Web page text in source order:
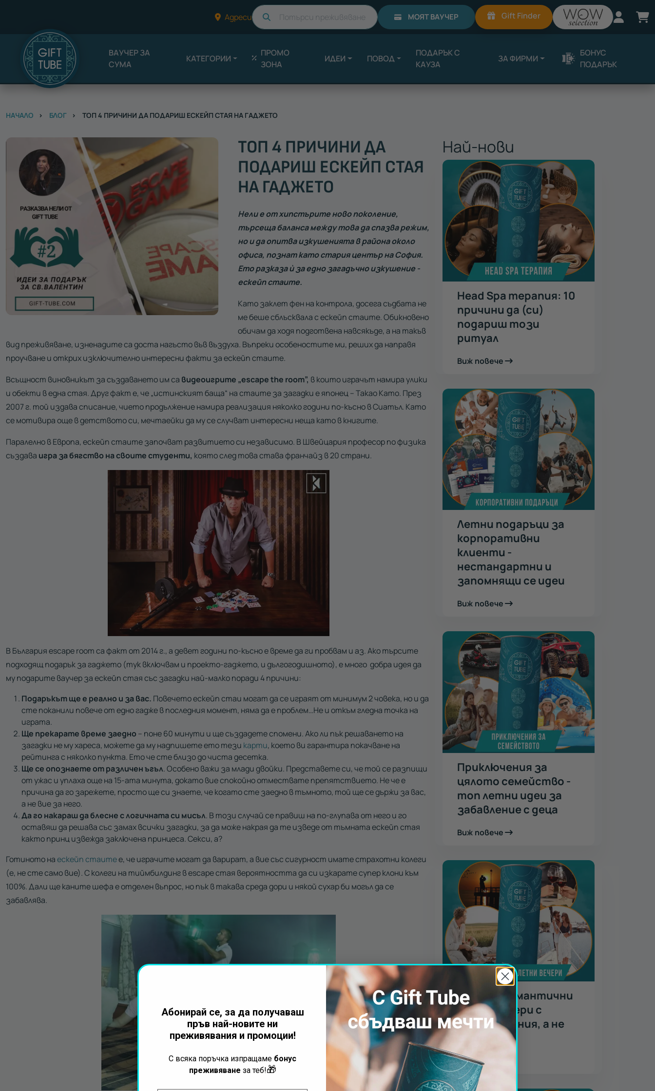
Адреси Търси МОЯТ ВАУЧЕР Gift Finder Вход
ВАУЧЕР ЗА
СУМА
КАТЕГОРИИ
ПРОМО
ЗОНА
ИДЕИ ПОВОД
ПОДАРЪК С
КАУЗА
ЗА ФИРМИ
БОНУС
ПОДАРЪК
НАЧАЛО БЛОГ ТОП 4 ПРИЧИНИ ДА ПОДАРИШ ЕСКЕЙП СТАЯ НА ГАДЖЕТО
ТОП 4 ПРИЧИНИ ДА
ПОДАРИШ ЕСКЕЙП СТАЯ
НА ГАДЖЕТО
Нели е от хипстърите ново поколение,
търсеща баланса между това да спазва режим,
но и да опитва изкушенията в района около
офиса, познат като стария център на София.
Ето разказа ѝ за едно загадъчно изкушение -
ескейп стаите.
Като заклет фен на контрола, досега съдбата не
ме беше сблъсквала с ескейп стаите. Обикновено
обичам да ходя подготвена навсякъде, а на такъв
вид преживяване, изненадите са доста нагъсто във въздуха. Въпреки особеностите ми, реших да направя
проучване и открих изключително интересни факти за ескейп стаите.
Всъщност виновникът за създаването им са видеоигрите „escape the room”, в които играчът намира улики
и обекти в една стая. Друг факт е, че „истинският баща“ на стаите за загадки е японец – Такао Като. През
2007 г. той издава списание, чието продължение намира реализация няколко години по-късно в Сиатъл. Като
се мотивира още в детството си, мечтаейки да му се случват интересни неща като в книгите.
Паралелно в Европа, ескейп стаите започват развитието си независимо. В Швейцария професор по физика
създава игра за бягство на своите студенти, която след това става франчайз в 20 страни.
В България escape room са факт от 2014 г., а девет години по-късно е време да ги пробвам и аз. Ако търсите
подходящ подарък за гаджето (тук включвам и проекто-гаджето, и дългогодишното), е много добра идея да
му подарите ваучер за ескейп стая със загадки най-малко поради 4 причини:
Подаръкът ще е реално и за вас. Повечето ескейп стаи могат да се играят от минимум 2 човека, но и да
сте поканили повече от едно гадже в последния момент, няма да е проблем…Не и откъм гледна точка на
играта.
Ще прекарате време заедно – поне 60 минути и ще създадете спомени. Ако ли пък решаването на
загадки не му хареса, можете да му надпишете ето тези карти, което ви гарантира покачване на
рейтинга с няколко пункта. Ето че сте близо до чиста десетка.
Ще се опознаете от различен ъгъл. Особено важи за млади двойки. Представете си, че той се разпищи
от ужас и уплаха още на 15-ата минута, докато вие спокойно отмествате препятствието. Не че е
причина да го зарежете, просто ще си знаете, че когато сте заедно в тъмното, той ще се държи за вас,
а не вие за него.
Да го накараш да блесне с логичната си мисъл. В този случай се правиш на по-глупава от него и го
оставяш да решава със замах всички загадки, за да може накрая да те изведе от тъмната ескейп стая
както принц извежда заключена принцеса. Секси, а?
Готиното наескейп стаитее, че играчите могат да варират, а вие със сигурност имате страхотни колеги
(е, не сте само вие). С колеги на тиймбилдинг в escape стая вероятността да си изкарате супер клони към
100%. Дали ще каните шефа е отделен въпрос, но пък в такава среда дори и някой сухар би могъл да се
забавлява.
Най-нови
Head Spa терапия: 10
причини да (си)
подариш този
ритуал
Виж повече
Летни подаръци за
корпоративни
клиенти -
нестандартни и
запомнящи се идеи
Виж повече
Приключения за
цялото семейство -
топ летни идеи за
забавление с деца
Виж повече
Идеи за романтични
летни вечери с
преживявания, а не
вещи
Виж повече
Абонирай се, за да получаваш
пръв най-новите ни
преживявания и промоции!
С всяка поръчка изпращаме бонус
преживяване за теб!🎁